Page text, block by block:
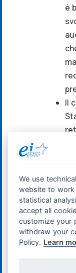
è
Il
di
We use
website to
statistical
accept all
customize your
withdraw your
Policy. Learn